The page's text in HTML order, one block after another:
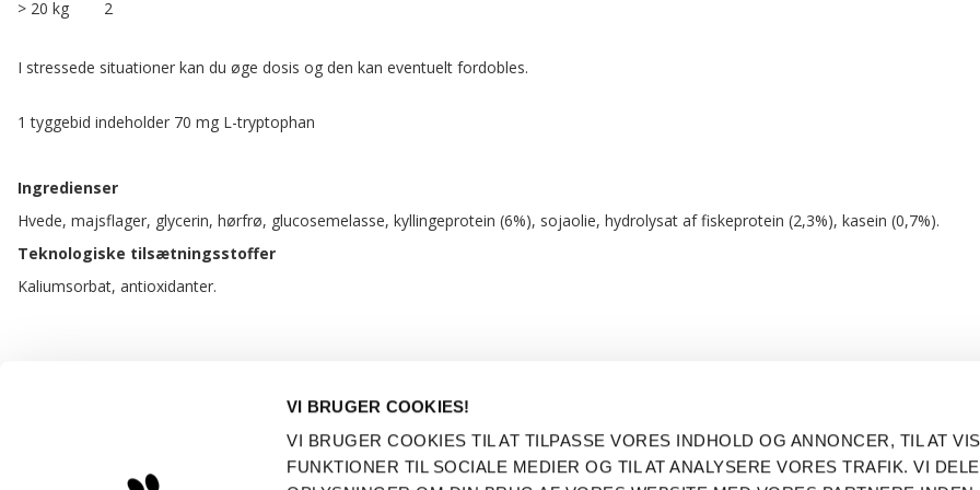
VI BRUGER COOKIES!
VI BRUGER COOKIES TIL AT TILPASSE VORES INDHOLD OG ANNONCER, TIL AT
FUNKTIONER TIL SOCIALE MEDIER OG TIL AT ANALYSERE VORES TRAFIK. VI
> 20 kg
2
I stressede situationer kan du øge dosis og den kan eventuelt fordobles.
1 tyggebid indeholder 70 mg L-tryptophan
Ingredienser
Hvede, majsflager, glycerin, hørfrø, glucosemelasse, kyllingeprotein (6%), sojaolie, hydrolysat af fiskeprotein (2,3%), kasein (0,7%).
Teknologiske tilsætningsstoffer
Kaliumsorbat, antioxidanter.
Min konto
SOCIALE MEDIER
Fortrolighed